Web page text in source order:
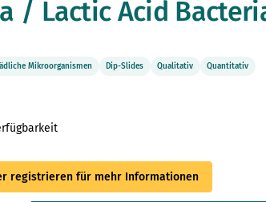
/ Lactic Acid
Mikroorganismen Dip-Slides Qualitativ
Quantitativ
registrieren für mehr Informationen